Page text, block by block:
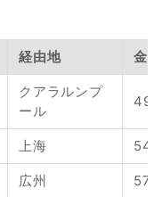
経由地 金
クアラルンプ
ール
上海
広州